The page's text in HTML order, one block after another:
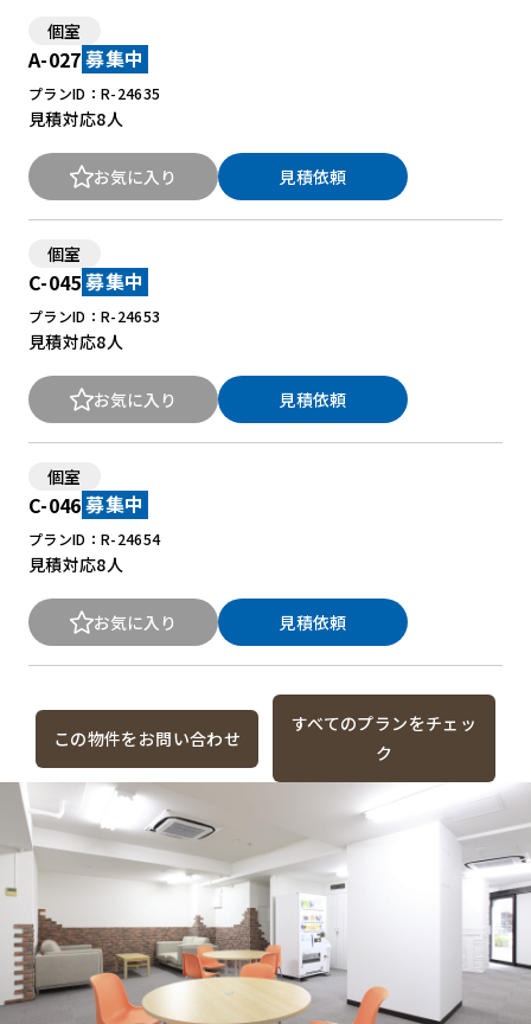
個室
A-027 募集中
プランID：R-24635
見積対応8人
お気に入り 見積依頼
個室
C-045 募集中
プランID：R-24653
見積対応8人
お気に入り 見積依頼
個室
C-046 募集中
プランID：R-24654
見積対応8人
お気に入り 見積依頼
この物件をお問い合わせ
すべてのプランをチェッ
ク